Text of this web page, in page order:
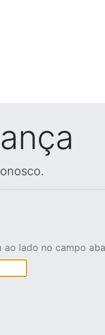
ao lado no campo